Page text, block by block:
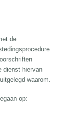
de
dienst hiervan
waarom.
op: